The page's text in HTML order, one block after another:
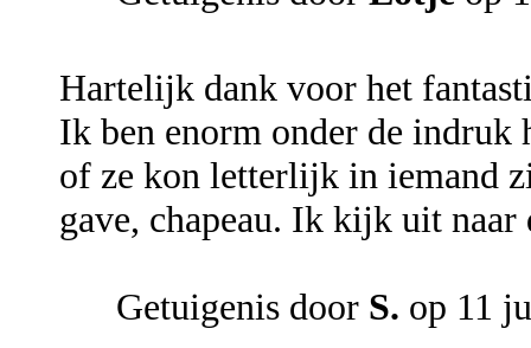
Hartelijk dank voor het
Ik ben enorm onder de indruk
of ze kon letterlijk in iemand
gave, chapeau. Ik kijk uit
Getuigenis door S. op 11